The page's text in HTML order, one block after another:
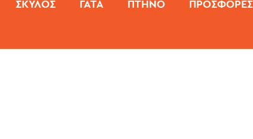
ΣΚΎΛΟΣ ΓΆΤΑ ΠΤΗΝΌ ΠΡΟΣΦΟΡΕΣ